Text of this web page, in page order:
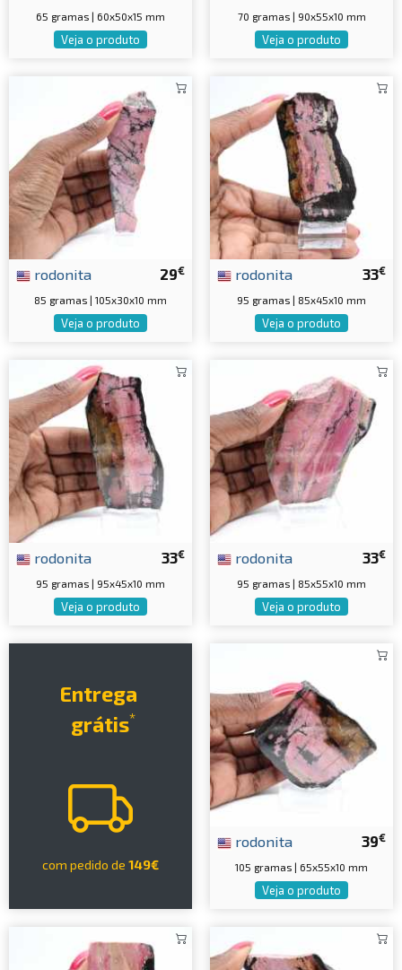
65 gramas | 60x50x15 mm
Veja o produto
70 gramas | 90x55x10 mm
Veja o produto
29€
rodonita
85 gramas | 105x30x10 mm
Veja o produto
33€
rodonita
95 gramas | 85x45x10 mm
Veja o produto
33€
rodonita
95 gramas | 95x45x10 mm
Veja o produto
33€
rodonita
95 gramas | 85x55x10 mm
Veja o produto
Entrega
grátis*
com pedido de 149€
39€
rodonita
105 gramas | 65x55x10 mm
Veja o produto